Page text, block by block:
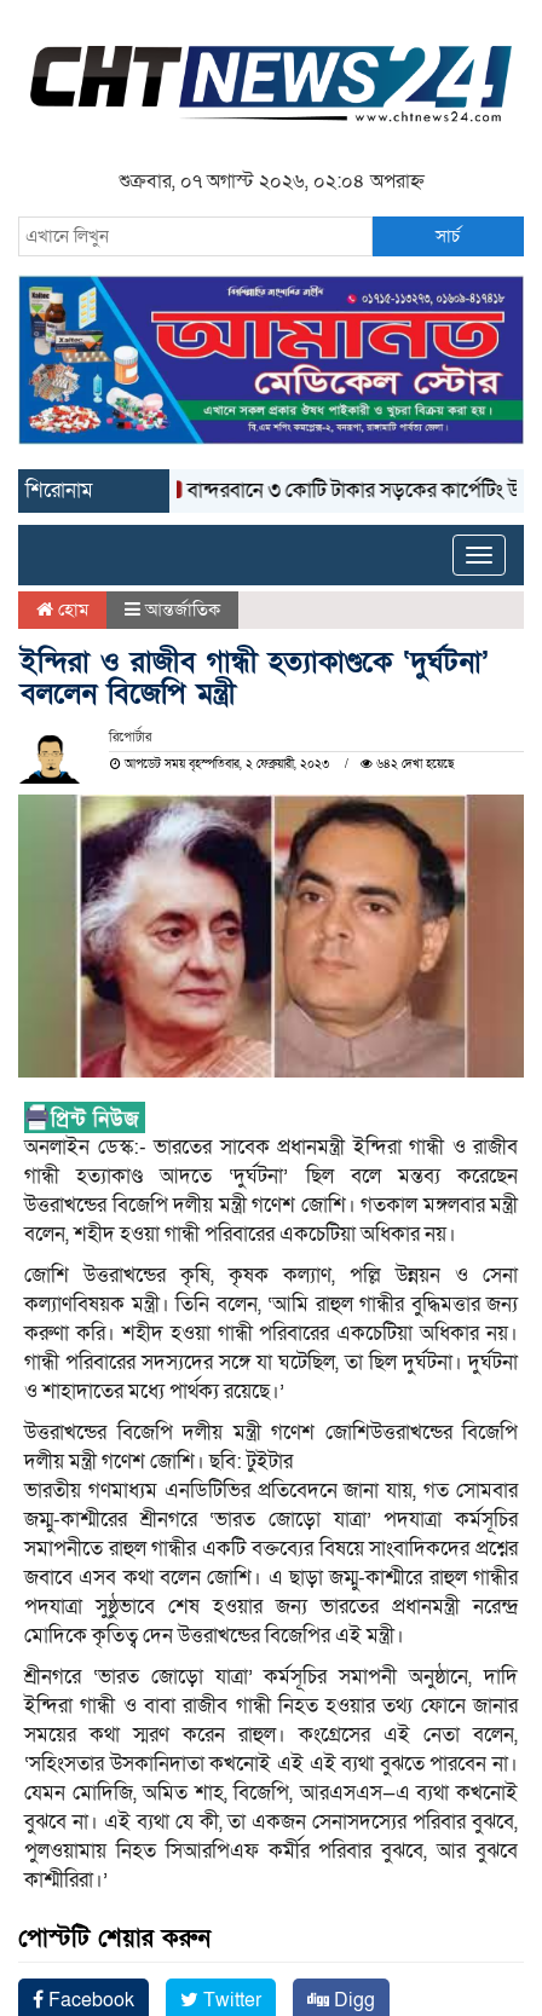
শুক্রবার, ০৭ অগাস্ট ২০২৬, ০২:০৪ অপরাহ্ন
সার্চ
শিরোনাম বান্দরবানে ৩ কোটি টাকার সড়কের কার্পেটিং উঠে যাচ্ছে
Toggle
হোম আন্তর্জাতিক
ইন্দিরা ও রাজীব গান্ধী হত্যাকাণ্ডকে ‘দুর্ঘটনা’
বললেন বিজেপি মন্ত্রী
রিপোর্টার
আপডেট সময় বৃহস্পতিবার, ২ ফেব্রুয়ারী, ২০২৩ ৬৪২ দেখা হয়েছে
অনলাইন ডেস্ক:- ভারতের সাবেক প্রধানমন্ত্রী ইন্দিরা গান্ধী ও রাজীব
গান্ধী হত্যাকাণ্ড আদতে ‘দুর্ঘটনা’ ছিল বলে মন্তব্য করেছেন
উত্তরাখন্ডের বিজেপি দলীয় মন্ত্রী গণেশ জোশি। গতকাল মঙ্গলবার মন্ত্রী
বলেন, শহীদ হওয়া গান্ধী পরিবারের একচেটিয়া অধিকার নয়।
জোশি উত্তরাখন্ডের কৃষি, কৃষক কল্যাণ, পল্লি উন্নয়ন ও সেনা
কল্যাণবিষয়ক মন্ত্রী। তিনি বলেন, ‘আমি রাহুল গান্ধীর বুদ্ধিমত্তার জন্য
করুণা করি। শহীদ হওয়া গান্ধী পরিবারের একচেটিয়া অধিকার নয়।
গান্ধী পরিবারের সদস্যদের সঙ্গে যা ঘটেছিল, তা ছিল দুর্ঘটনা। দুর্ঘটনা
ও শাহাদাতের মধ্যে পার্থক্য রয়েছে।’
উত্তরাখন্ডের বিজেপি দলীয় মন্ত্রী গণেশ জোশিউত্তরাখন্ডের বিজেপি
দলীয় মন্ত্রী গণেশ জোশি। ছবি: টুইটার
ভারতীয় গণমাধ্যম এনডিটিভির প্রতিবেদনে জানা যায়, গত সোমবার
জম্মু-কাশ্মীরের শ্রীনগরে ‘ভারত জোড়ো যাত্রা’ পদযাত্রা কর্মসূচির
সমাপনীতে রাহুল গান্ধীর একটি বক্তব্যের বিষয়ে সাংবাদিকদের প্রশ্নের
জবাবে এসব কথা বলেন জোশি। এ ছাড়া জম্মু-কাশ্মীরে রাহুল গান্ধীর
পদযাত্রা সুষ্ঠুভাবে শেষ হওয়ার জন্য ভারতের প্রধানমন্ত্রী নরেন্দ্র
মোদিকে কৃতিত্ব দেন উত্তরাখন্ডের বিজেপির এই মন্ত্রী।
শ্রীনগরে ‘ভারত জোড়ো যাত্রা’ কর্মসূচির সমাপনী অনুষ্ঠানে, দাদি
ইন্দিরা গান্ধী ও বাবা রাজীব গান্ধী নিহত হওয়ার তথ্য ফোনে জানার
সময়ের কথা স্মরণ করেন রাহুল। কংগ্রেসের এই নেতা বলেন,
‘সহিংসতার উসকানিদাতা কখনোই এই এই ব্যথা বুঝতে পারবেন না।
যেমন মোদিজি, অমিত শাহ, বিজেপি, আরএসএস—এ ব্যথা কখনোই
বুঝবে না। এই ব্যথা যে কী, তা একজন সেনাসদস্যের পরিবার বুঝবে,
পুলওয়ামায় নিহত সিআরপিএফ কর্মীর পরিবার বুঝবে, আর বুঝবে
কাশ্মীরিরা।’
পোস্টটি শেয়ার করুন
Facebook Twitter
Digg